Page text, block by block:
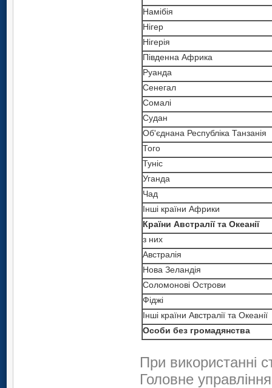
Намібія
Нігер
Нігерія
Південна Африка
Руанда
Сенегал
Сомалі
Судан
Об'єднана Республіка Танзанія
Того
Туніс
Уганда
Чад
Інші країни Африки
Країни Австралії та Океанії
з них
Австралія
Нова Зеландія
Соломонові Острови
Фіджі
Інші країни Австралії та Океанії
Особи без громадянства
При використанні
Головне